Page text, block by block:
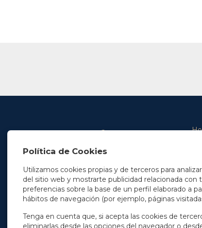
En Madrid
info@soleryllach.com
En Barcelona
Beethoven 13
+34 93 201 87 33
info@soleryllach.com
y
De
Política de Cookies
Utilizamos cookies propias y de terceros para
del sitio web y mostrarte publicidad relacionada con
preferencias sobre la base de un perfil elaborado a
hábitos de navegación (por ejemplo, páginas
Tenga en cuenta que, si acepta las cookies de
eliminarlas desde las opciones del navegador o